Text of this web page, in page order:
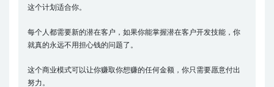
这个计划适合你。
每个人都需要新的潜在客户，如果你能掌握潜在客户开发技能，你
就真的永远不用担心钱的问题了。
这个商业模式可以让你赚取你想赚的任何金额，你只需要愿意付出
努力。